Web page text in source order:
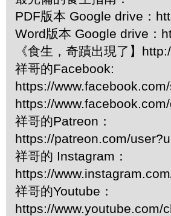
PDF版本 Google drive：
Word版本 Google drive：
《食生，奇蹟出現了】
祥哥的Facebook:
https://
https://
祥哥的Patreon：
https://patreon.com/
祥哥的 Instagram：
https://
祥哥的Youtube：
https://www.youtube.com/